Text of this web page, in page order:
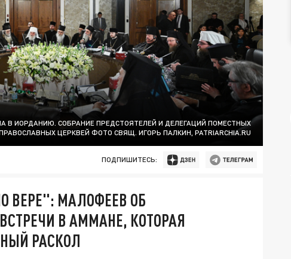
В ИОРДАНИЮ. СОБРАНИЕ ПРЕДСТОЯТЕЛЕЙ И ДЕЛЕГАЦИЙ ПОМЕСТНЫХ
ЦЕРКВЕЙ ФОТО СВЯЩ. ИГОРЬ ПАЛКИН, PATRIARCHIA.RU
ПОДПИШИТЕСЬ:
ВЕРЕ": МАЛОФЕЕВ ОБ
В АММАНЕ, КОТОРАЯ
РАСКОЛ